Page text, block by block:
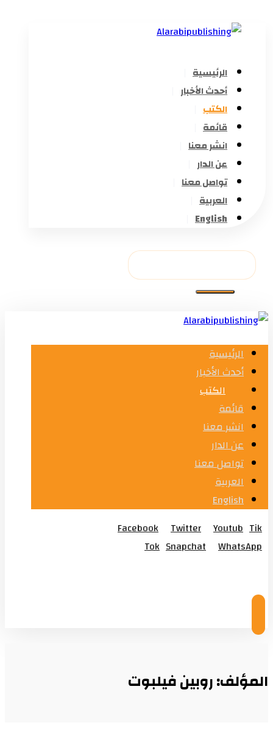
الرئيسية
أحدث الأخبار
الكتب
قائمة
انشر معنا
عن الدار
تواصل معنا
العربية
English
الرئيسية
أحدث الأخبار
الكتب
قائمة
انشر معنا
عن الدار
تواصل معنا
العربية
English
Facebook
Twitter Youtub Tik
Tok Snapchat
WhatsApp
المؤلف: روبين فيلبوت